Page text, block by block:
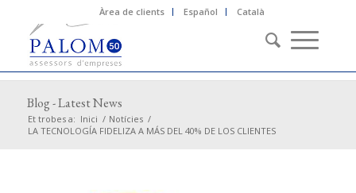
Àrea de clients Español Català
Blog - Latest News
Et trobes a: Inici / Notícies /
LA TECNOLOGÍA FIDELIZA A MÁS DEL 40% DE LOS CLIENTES